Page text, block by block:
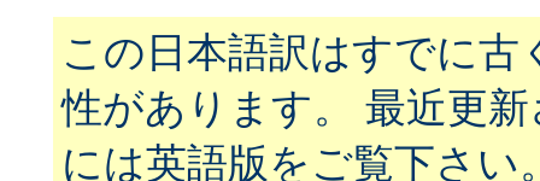
この日本語訳はすでに古
性があります。 最近更
には英語版をご覧下さい